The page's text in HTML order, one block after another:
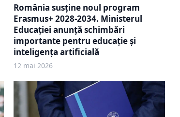
România susține noul program
Erasmus+ 2028-2034. Ministerul
Educației anunță schimbări
importante pentru educație și
inteligența artificială
12 mai 2026